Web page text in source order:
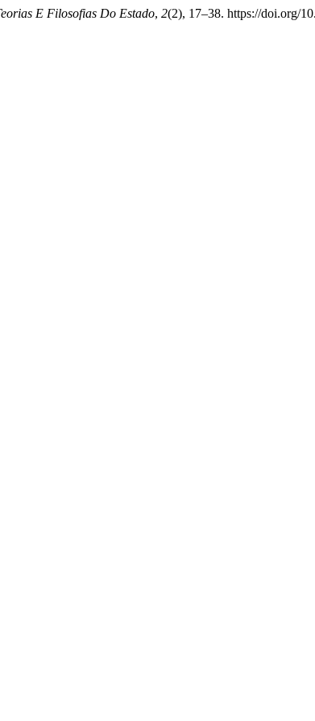
E Filosofias Do Estado, 2(2), 17–38. https://doi.org/